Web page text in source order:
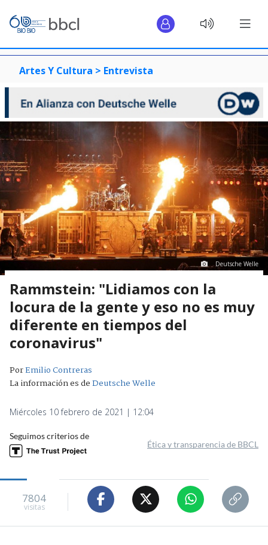
Artes Y Cultura > Entrevista
Deutsche Welle
Rammstein: "Lidiamos con la
locura de la gente y eso no es muy
diferente en tiempos del
coronavirus"
PorEmilio Contreras
La información es deDeutsche Welle
Miércoles 10 febrero de 2021 | 12:04
Seguimos criterios de
Ética y transparencia de BBCL
7804
visitas